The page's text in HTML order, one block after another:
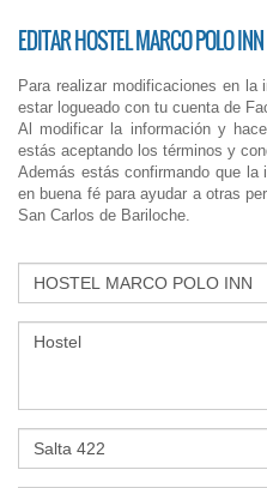
EDITAR HOSTEL MARCO POLO INN
Para realizar modificaciones en la
estar logueado con tu cuenta de
Al modificar la información y
estás aceptando los términos y
Además estás confirmando que la
en buena fé para ayudar a otras
San Carlos de Bariloche.